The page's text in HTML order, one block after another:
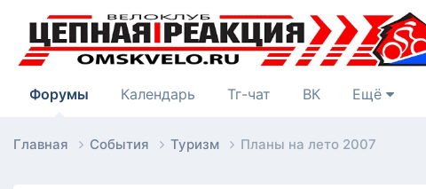
Форумы Календарь Тг-чат ВК Ещё
Главная События Туризм Планы на лето 2007